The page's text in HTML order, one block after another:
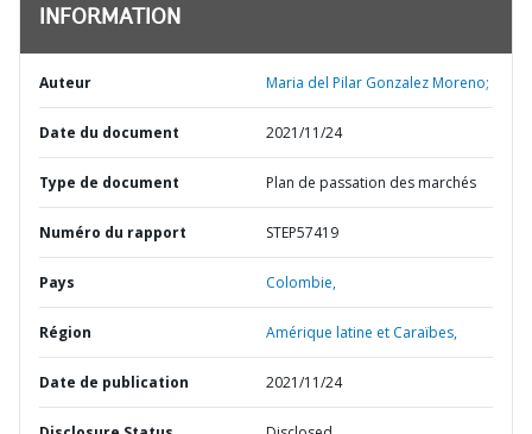
INFORMATION
Auteur Maria del Pilar Gonzalez Moreno;
Date du document 2021/11/24
Type de document Plan de passation des marchés
Numéro du rapport STEP57419
Pays Colombie,
Région Amérique latine et Caraïbes,
Date de publication 2021/11/24